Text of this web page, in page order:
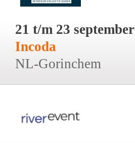
21 t/m 23 september
Incoda
NL-Gorinchem